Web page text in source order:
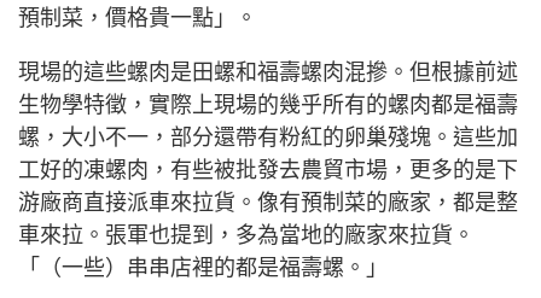
預制菜，價格貴一點」。
現場的這些螺肉是田螺和福壽螺肉混摻。但根據前述
生物學特徵，實際上現場的幾乎所有的螺肉都是福壽
螺，大小不一，部分還帶有粉紅的卵巢殘塊。這些加
工好的凍螺肉，有些被批發去農貿市場，更多的是下
游廠商直接派車來拉貨。像有預制菜的廠家，都是整
車來拉。張軍也提到，多為當地的廠家來拉貨。
「（一些）串串店裡的都是福壽螺。」